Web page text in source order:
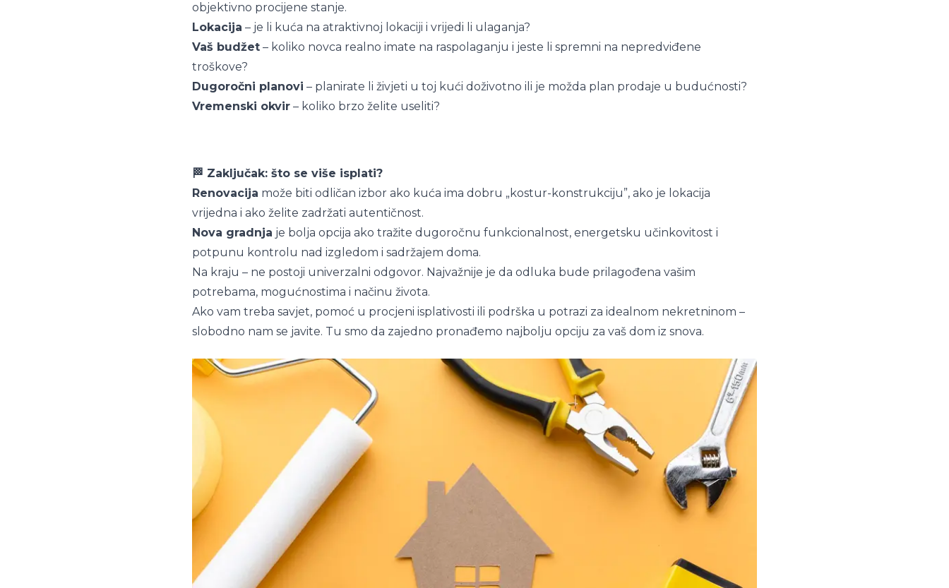
objektivno procijene stanje.
Lokacija – je li kuća na atraktivnoj lokaciji i vrijedi li ulaganja?
Vaš budžet – koliko novca realno imate na raspolaganju i jeste li spremni na nepredviđene
troškove?
Dugoročni planovi – planirate li živjeti u toj kući doživotno ili je možda plan prodaje u budućnosti?
Vremenski okvir – koliko brzo želite useliti?
🏁 Zaključak: što se više isplati?
Renovacija može biti odličan izbor ako kuća ima dobru „kostur-konstrukciju”, ako je lokacija
vrijedna i ako želite zadržati autentičnost.
Nova gradnja je bolja opcija ako tražite dugoročnu funkcionalnost, energetsku učinkovitost i
potpunu kontrolu nad izgledom i sadržajem doma.
Na kraju – ne postoji univerzalni odgovor. Najvažnije je da odluka bude prilagođena vašim
potrebama, mogućnostima i načinu života.
Ako vam treba savjet, pomoć u procjeni isplativosti ili podrška u potrazi za idealnom nekretninom –
slobodno nam se javite. Tu smo da zajedno pronađemo najbolju opciju za vaš dom iz snova.